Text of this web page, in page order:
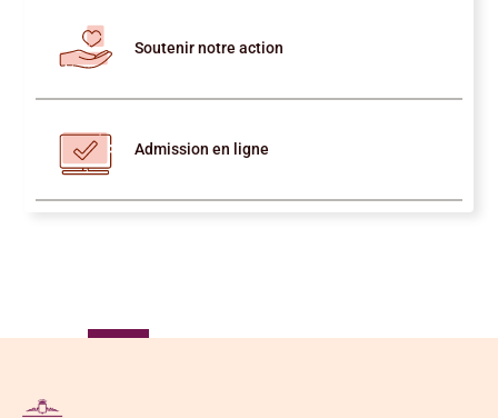
Soutenir notre action
Admission en ligne